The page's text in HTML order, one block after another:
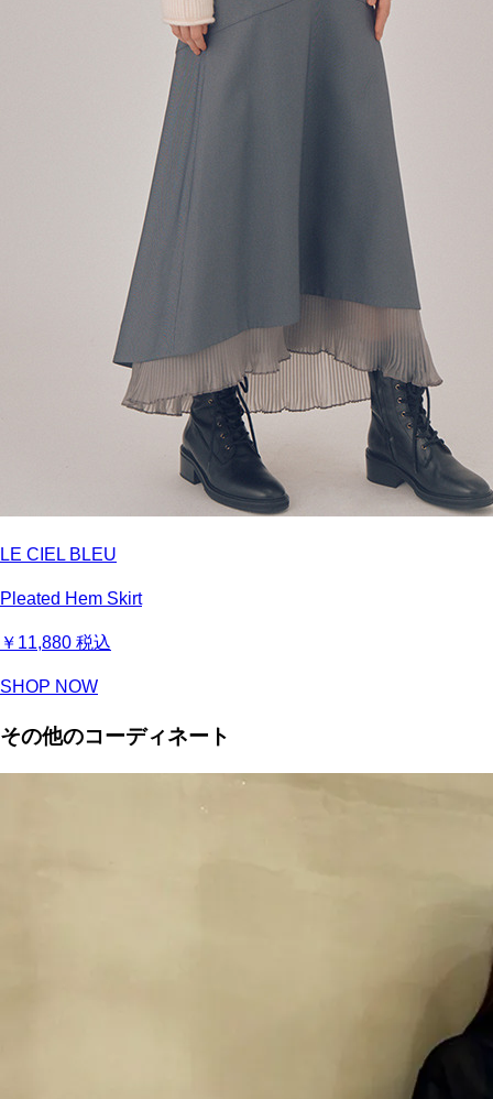
LE CIEL BLEU
Pleated Hem Skirt
￥11,880 税込
SHOP NOW
その他のコーディネート